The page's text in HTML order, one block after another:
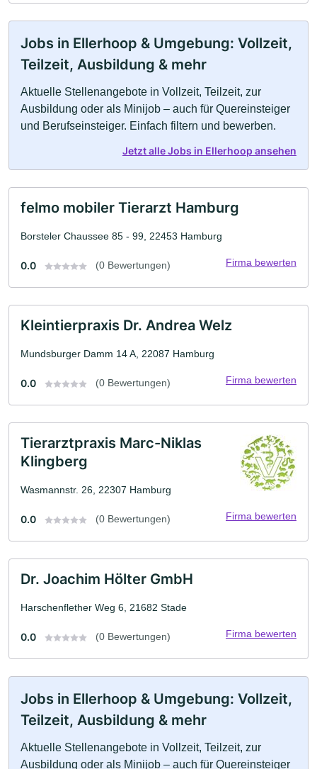
Jobs in Ellerhoop & Umgebung: Vollzeit,
Teilzeit, Ausbildung & mehr
Aktuelle Stellenangebote in Vollzeit, Teilzeit, zur
Ausbildung oder als Minijob – auch für Quereinsteiger
und Berufseinsteiger. Einfach filtern und bewerben.
Jetzt alle Jobs in Ellerhoop ansehen
felmo mobiler Tierarzt Hamburg
Borsteler Chaussee 85 - 99, 22453 Hamburg
0.0 (0 Bewertungen) Firma bewerten
Kleintierpraxis Dr. Andrea Welz
Mundsburger Damm 14 A, 22087 Hamburg
0.0 (0 Bewertungen) Firma bewerten
Tierarztpraxis Marc-Niklas
Klingberg
Wasmannstr. 26, 22307 Hamburg
0.0 (0 Bewertungen) Firma bewerten
Dr. Joachim Hölter GmbH
Harschenflether Weg 6, 21682 Stade
0.0 (0 Bewertungen) Firma bewerten
Jobs in Ellerhoop & Umgebung: Vollzeit,
Teilzeit, Ausbildung & mehr
Aktuelle Stellenangebote in Vollzeit, Teilzeit, zur
Ausbildung oder als Minijob – auch für Quereinsteiger